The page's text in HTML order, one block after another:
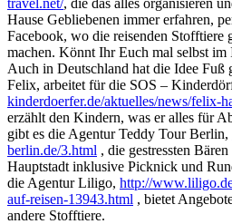
Hause Gebliebenen immer erfahren,
Facebook, wo die reisenden Stofftiere
machen. Könnt Ihr Euch mal selbst im
Auch in Deutschland hat die Idee Fuß
Felix, arbeitet für die SOS –
kinderdoerfer.de/aktuelles/news/felix-
erzählt den Kindern, was er alles für
gibt es die Agentur Teddy Tour Berlin,
berlin.de/3.html , die gestressten
Hauptstadt inklusive Picknick und
die Agentur Liligo, http://
auf-reisen-13943.html , bietet
andere Stofftiere.